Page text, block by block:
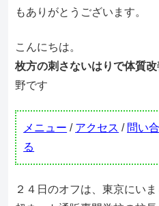
もありがとうございます。
こんにちは。
枚方の刺さないはりで体質
野です
メニュー / アクセス / 問い
る
２４日のオフは、東京にいま